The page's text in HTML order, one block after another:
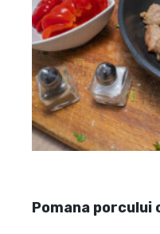
Pomana porcului